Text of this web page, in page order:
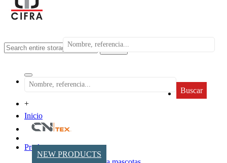
search
Buscar
+
Inicio
NEW PRODUCTS
Productos